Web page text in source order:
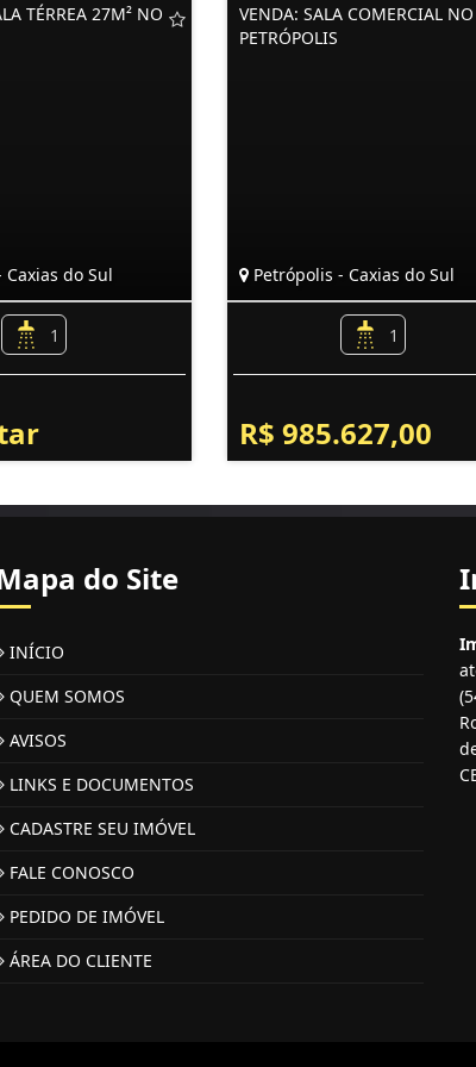
TÉRREA 27M² NO
Caxias do Sul
1
VENDA: SALA COMERCIAL NO
PETRÓPOLIS
Petrópolis - Caxias do Sul
1
R$ 985.627,00
do Site
INÍCIO
QUEM SOMOS
AVISOS
LINKS E DOCUMENTOS
CADASTRE SEU IMÓVEL
FALE CONOSCO
PEDIDO DE IMÓVEL
ÁREA DO CLIENTE